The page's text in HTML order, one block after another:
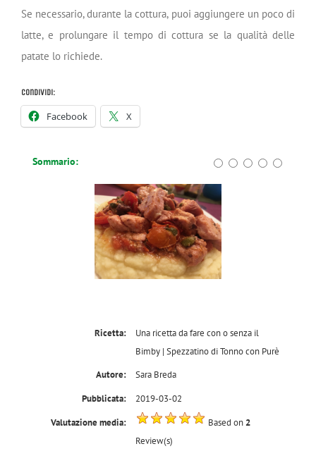
Se necessario, durante la cottura, puoi aggiungere un poco di
latte, e prolungare il tempo di cottura se la qualità delle
patate lo richiede.
Condividi:
Facebook X
Sommario: Rating1 star2 stars3 stars4 stars
Ricetta:
Una ricetta da fare con o senza il
Bimby | Spezzatino di Tonno con Purè
Autore:
Sara Breda
Pubblicata:
2019-03-02
Valutazione media:
Based on 2
Review(s)